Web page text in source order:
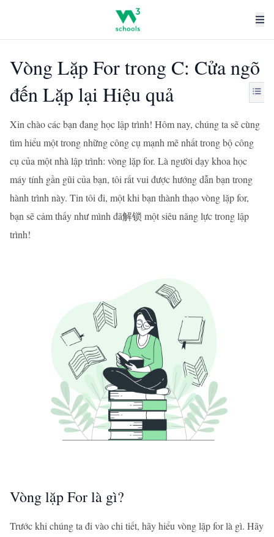
Vòng Lặp For trong C: Cửa ngõ
đến Lặp lại Hiệu quả
Xin chào các bạn đang học lập trình! Hôm nay, chúng ta sẽ cùng
tìm hiểu một trong những công cụ mạnh mẽ nhất trong bộ công
cụ của một nhà lập trình: vòng lặp for. Là người dạy khoa học
máy tính gần gũi của bạn, tôi rất vui được hướng dẫn bạn trong
hành trình này. Tin tôi đi, một khi bạn thành thạo vòng lặp for,
bạn sẽ cảm thấy như mình đã解锁 một siêu năng lực trong lập
trình!
Vòng lặp For là gì?
Trước khi chúng ta đi vào chi tiết, hãy hiểu vòng lặp for là gì. Hãy